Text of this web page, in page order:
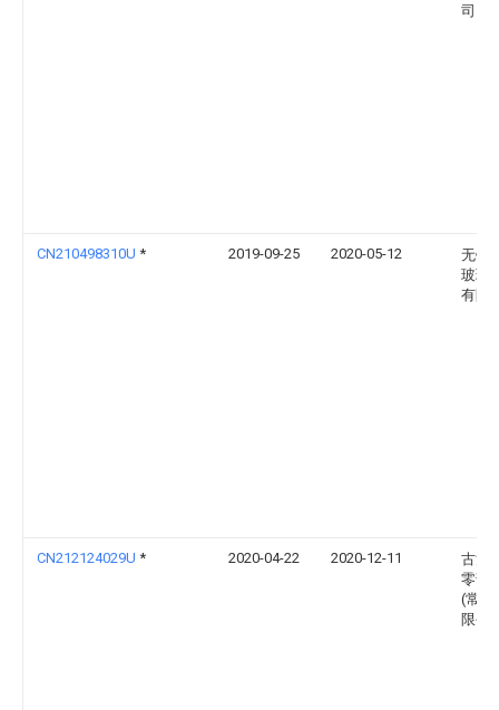
司
CN210498310U * 2019-09-25 2020-05-12
无锡
玻璃
有限
CN212124029U * 2020-04-22 2020-12-11
古汉
零部
(常熟
限公